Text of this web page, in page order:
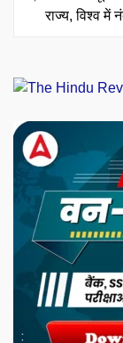
राज्य, विश्व में